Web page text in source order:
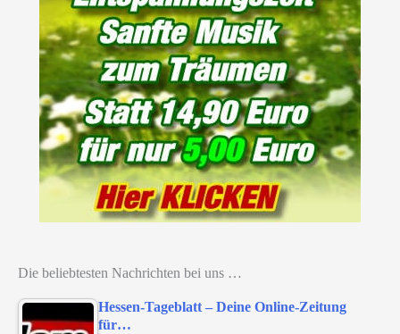
Die beliebtesten Nachrichten bei uns …
Hessen-Tageblatt – Deine Online-Zeitung
für…